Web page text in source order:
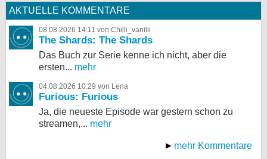
AKTUELLE KOMMENTARE
08.08.2026 14:11 von Chilli_vanilli
The Shards: The Shards
Das Buch zur Serie kenne ich nicht, aber die
ersten... mehr
04.08.2026 10:29 von Lena
Furious: Furious
Ja, die neueste Episode war gestern schon zu
streamen,... mehr
mehr Kommentare